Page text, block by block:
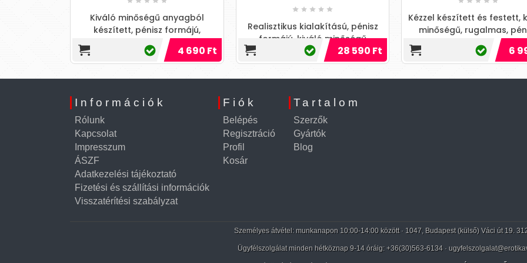
Kiváló minőségű anyagból
készített, pénisz formájú,
testszövethez hasonló, bőrszerű
tapintású anyagból készült, mot
4 690 Ft
Realisztikus kialakítású, pénisz
formájú, kiváló minőségű
szilikonból készített, erezett
felületű, herékkel kiegész...
28 590 Ft
Kézzel készített és festett,
minőségű, rugalmas,
formájú, testszövethez
bőrszerű tapintású a
6
Információk
Rólunk
Kapcsolat
Impresszum
ÁSZF
Adatkezelési tájékoztató
Fizetési és szállítási információk
Visszatérítési szabályzat
Fiók
Belépés
Regisztráció
Profil
Kosár
Tartalom
Szerzők
Gyártók
Blog
Személyes átvétel: munkanapon 10:00-14:00 között · 1047, Budapest (külső) Váci út 19.
Ügyfélszolgálat minden hétköznap 9-14 óráig: +36(30)563-6134 ·